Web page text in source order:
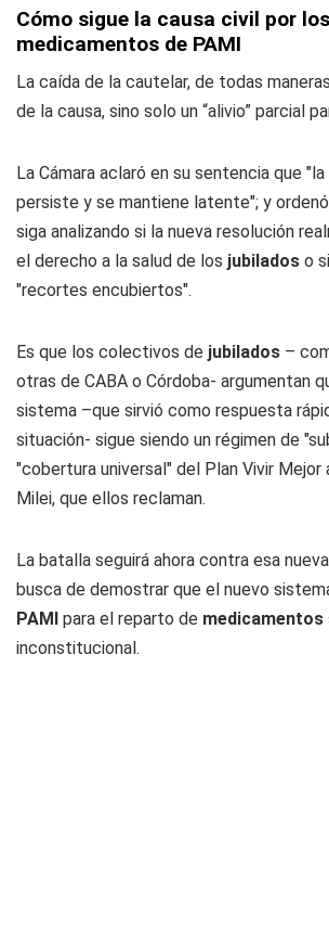
Cómo sigue la causa civil por los
medicamentos de PAMI
La caída de la cautelar, de todas
de la causa, sino solo un “alivio” parcial
La Cámara aclaró en su sentencia que
persiste y se mantiene latente"; y
siga analizando si la nueva resolución
el derecho a la salud de los jubilados o
"recortes encubiertos".
Es que los colectivos de jubilados –
otras de CABA o Córdoba- argumentan
sistema –que sirvió como respuesta
situación- sigue siendo un régimen de
"cobertura universal" del Plan Vivir Mejor
Milei, que ellos reclaman.
La batalla seguirá ahora contra esa
busca de demostrar que el nuevo
PAMI para el reparto de medicamentos
inconstitucional.